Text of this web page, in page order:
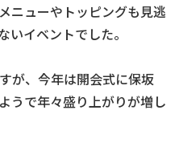
ニューやトッピングも見逃
いイベントでした。
が、今年は開会式に保坂
うで年々盛り上がりが増し